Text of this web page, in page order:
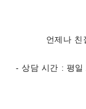
언제나 친
- 상담 시간 : 평